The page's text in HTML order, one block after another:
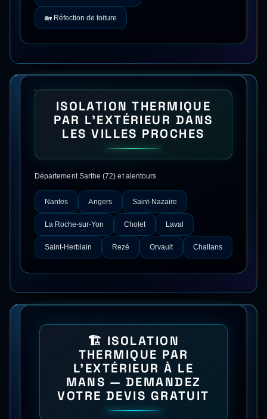
🏡 Réfection de toiture
ISOLATION THERMIQUE
PAR L'EXTÉRIEUR DANS
LES VILLES PROCHES
DépartementSarthe (72) et alentours
Nantes Angers Saint-Nazaire
La Roche-sur-Yon Cholet Laval
Saint-Herblain Rezé Orvault Challans
🏗️ ISOLATION
THERMIQUE PAR
L'EXTÉRIEUR À LE
MANS — DEMANDEZ
VOTRE DEVIS GRATUIT